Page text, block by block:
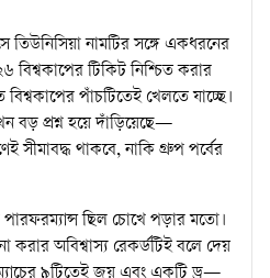
তিউনিসিয়া নামটির সঙ্গে একধরনের
বিশ্বকাপের টিকিট নিশ্চিত করার
পাঁচটিতেই খেলতে যাচ্ছে।
বড় প্রশ্ন হয়ে দাঁড়িয়েছে—
সীমাবদ্ধ থাকবে, নাকি গ্রুপ পর্বের
পারফরম্যান্স ছিল চোখে পড়ার মতো।
অবিশ্বাস্য রেকর্ডটিই বলে দেয়
৯টিতেই জয় এবং একটি ড্র—